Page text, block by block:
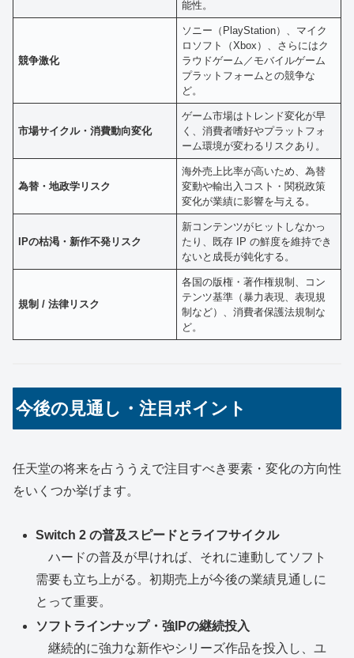
能性。
競争激化
ソニー（PlayStation）、マイク
ロソフト（Xbox）、さらにはク
ラウドゲーム／モバイルゲーム
プラットフォームとの競争な
ど。
市場サイクル・消費動向変化
ゲーム市場はトレンド変化が早
く、消費者嗜好やプラットフォ
ーム環境が変わるリスクあり。
為替・地政学リスク
海外売上比率が高いため、為替
変動や輸出入コスト・関税政策
変化が業績に影響を与える。
IPの枯渇・新作不発リスク
新コンテンツがヒットしなかっ
たり、既存 IP の鮮度を維持でき
ないと成長が鈍化する。
規制 / 法律リスク
各国の版権・著作権規制、コン
テンツ基準（暴力表現、表現規
制など）、消費者保護法規制な
ど。
今後の見通し・注目ポイント
任天堂の将来を占ううえで注目すべき要素・変化の方向性
をいくつか挙げます。
Switch 2 の普及スピードとライフサイクル
ハードの普及が早ければ、それに連動してソフト
需要も立ち上がる。初期売上が今後の業績見通しに
とって重要。
ソフトラインナップ・強IPの継続投入
継続的に強力な新作やシリーズ作品を投入し、ユ